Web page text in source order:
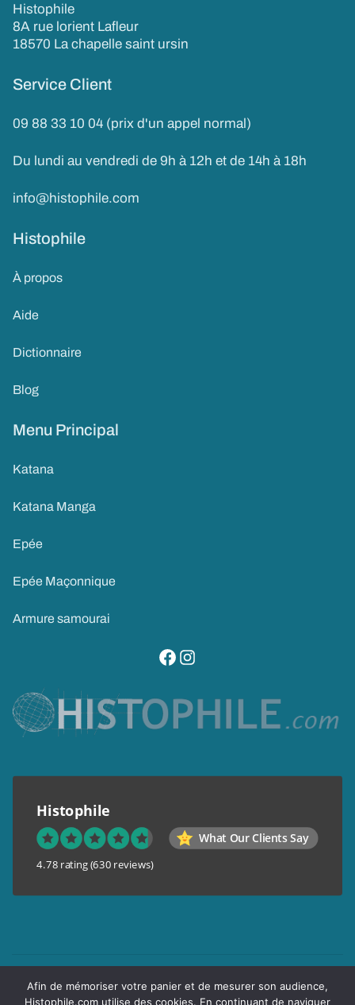
Histophile
8A rue lorient Lafleur
18570 La chapelle saint ursin
Service Client
09 88 33 10 04 (prix d'un appel normal)
Du lundi au vendredi de 9h à 12h et de 14h à 18h
info@histophile.com
Histophile
À propos
Aide
Dictionnaire
Blog
Menu Principal
Katana
Katana Manga
Epée
Epée Maçonnique
Armure samourai
visitez notre page facebook
suivez notre compte instagram
Histophile
What Our Clients Say
4.78 rating (630 reviews)
Conditions générales de vente
Afin de mémoriser votre panier et de mesurer son audience,
Histophile.com utilise des cookies. En continuant de naviguer